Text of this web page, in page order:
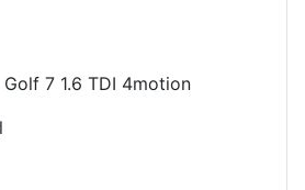
7 1.6 TDI 4motion